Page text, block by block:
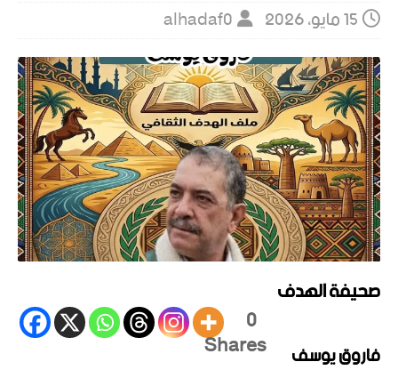
15 مايو، 2026 alhadaf0
صحيفة الهدف
0
Shares
فاروق يوسف